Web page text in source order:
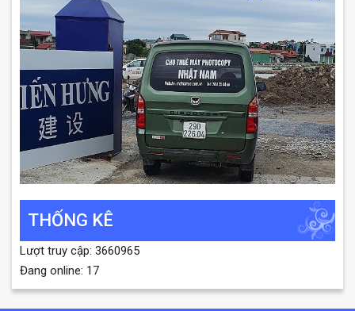
THỐNG KÊ
Lượt truy cập: 3660965
Đang online: 17